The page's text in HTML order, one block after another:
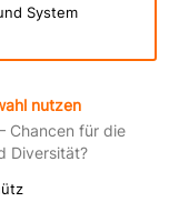
System
nutzen
Chancen für die
Diversität?